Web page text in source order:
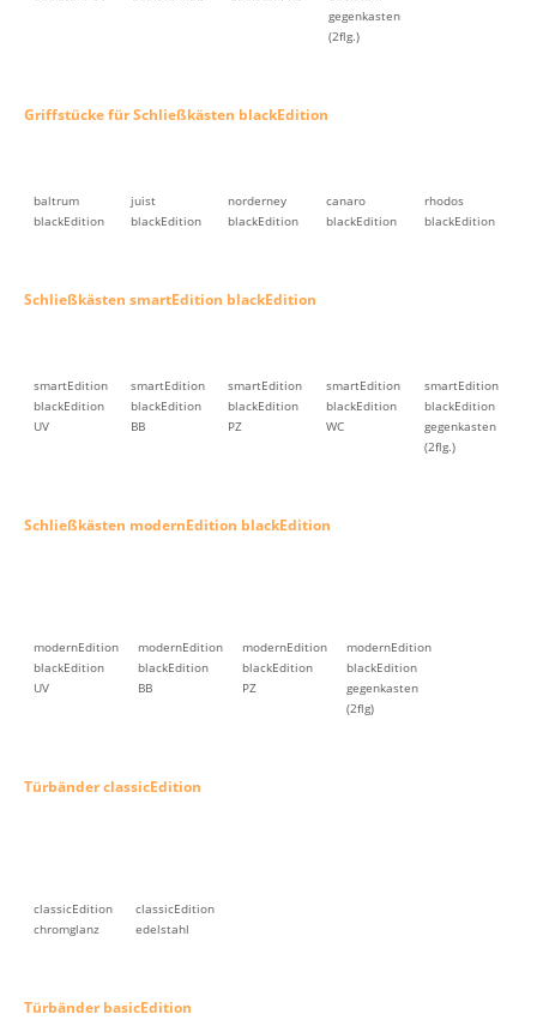
gegenkasten
(2flg.)
Griffstücke für Schließkästen blackEdition
baltrum
blackEdition
juist
blackEdition
norderney
blackEdition
canaro
blackEdition
rhodos
blackEdition
Schließkästen smartEdition blackEdition
smartEdition
blackEdition
UV
smartEdition
blackEdition
BB
smartEdition
blackEdition
PZ
smartEdition
blackEdition
WC
smartEdition
blackEdition
gegenkasten
(2flg.)
Schließkästen modernEdition blackEdition
modernEdition
blackEdition
UV
modernEdition
blackEdition
BB
modernEdition
blackEdition
PZ
modernEdition
blackEdition
gegenkasten
(2flg)
Türbänder classicEdition
classicEdition
chromglanz
classicEdition
edelstahl
Türbänder basicEdition